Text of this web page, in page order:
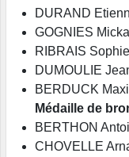
DURAND
GOGNIES
RIBRAIS
DUMOULIE
BERDUCK
Médaille de
BERTHON
CHOVELLE